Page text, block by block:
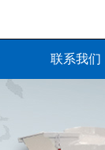
联系我们